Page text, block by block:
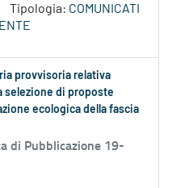
Tipologia: COMUNICATI
provvisoria relativa
selezione di proposte
ecologica della fascia
di Pubblicazione 19-